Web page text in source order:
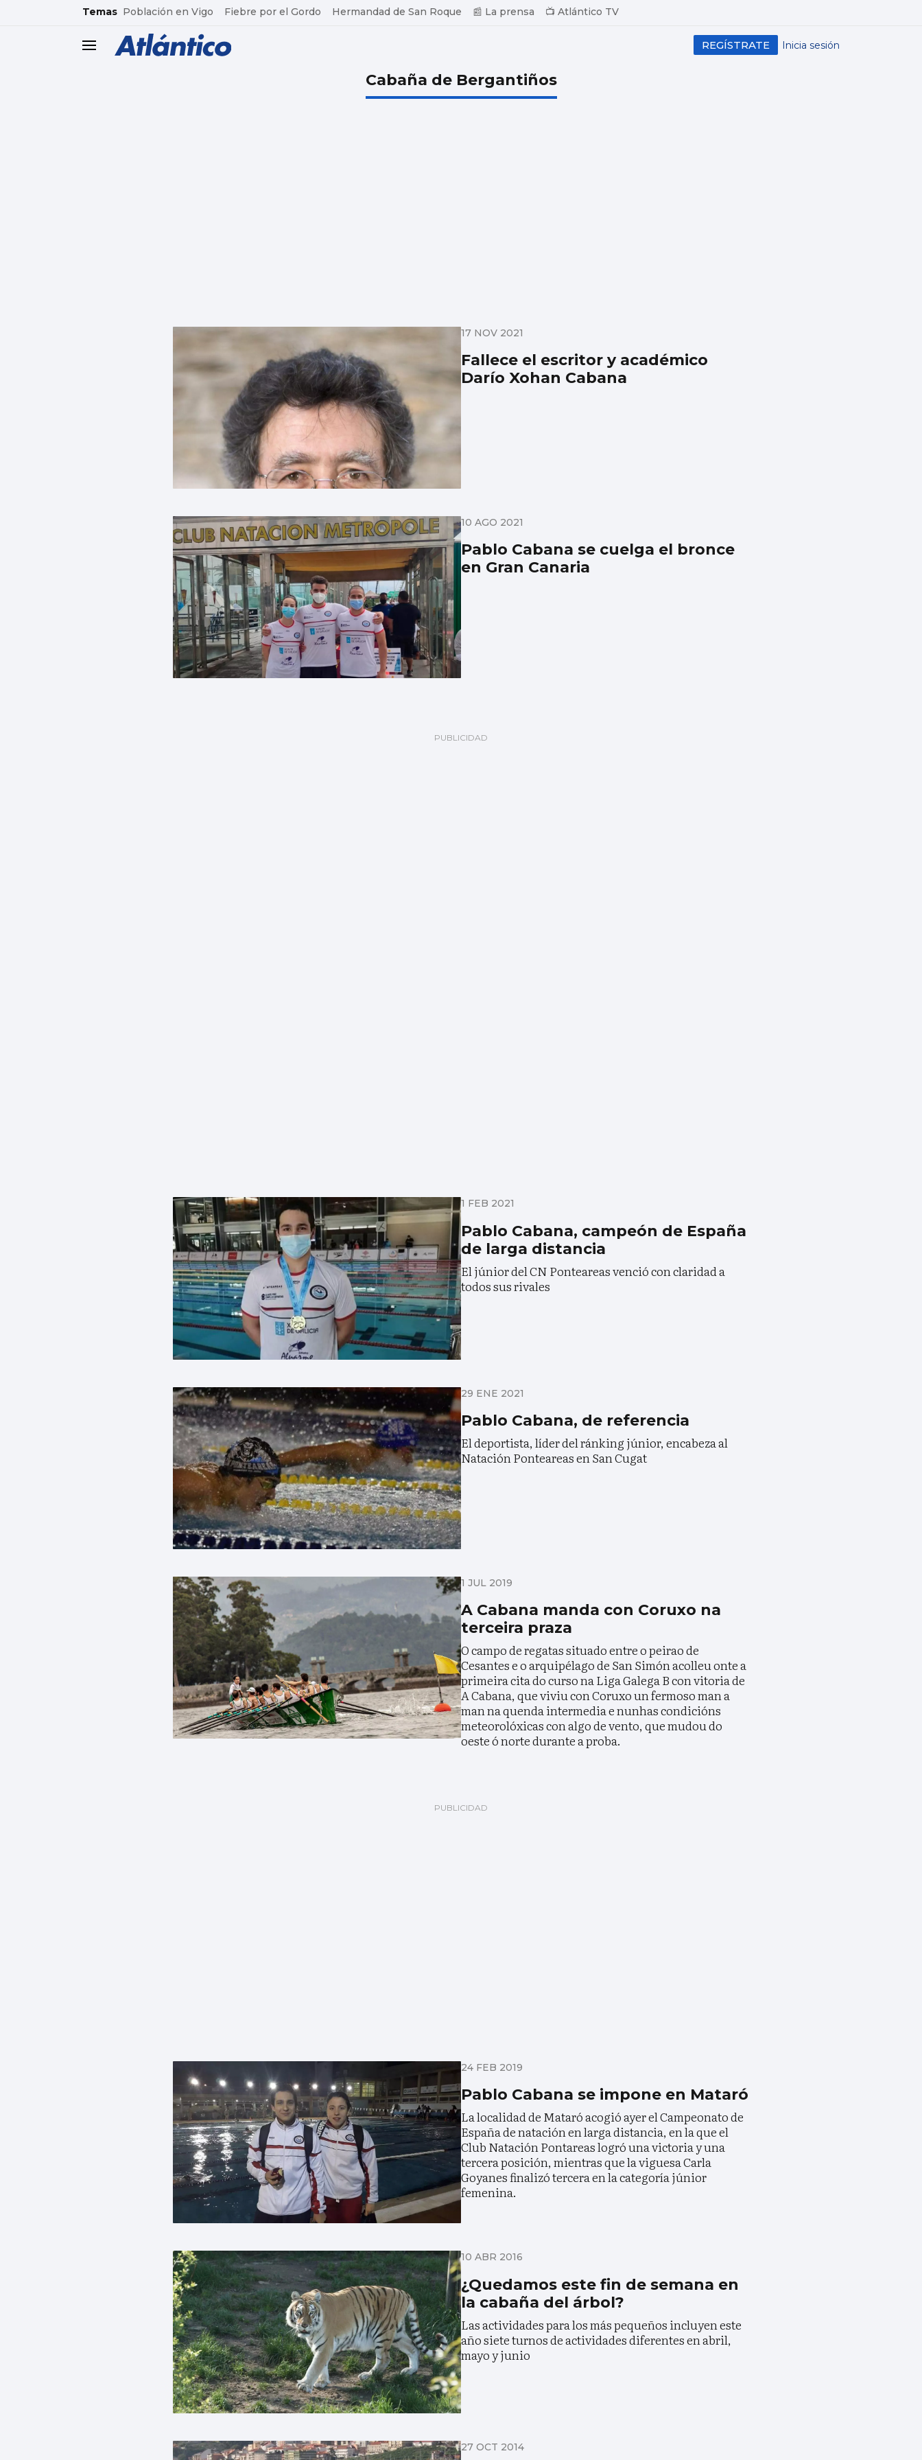
common.go-to-content
Temas Población en Vigo Fiebre por el Gordo Hermandad de San Roque 📰 La prensa 📺 Atlántico TV
header.menu.open Inicia sesión
REGÍSTRATE
Cabaña de Bergantiños
17 NOV 2021
Fallece el escritor y académico
Darío Xohan Cabana
10 AGO 2021
Pablo Cabana se cuelga el bronce
en Gran Canaria
1 FEB 2021
Pablo Cabana, campeón de España
de larga distancia
El júnior del CN Ponteareas venció con claridad a
todos sus rivales
29 ENE 2021
Pablo Cabana, de referencia
El deportista, líder del ránking júnior, encabeza al
Natación Ponteareas en San Cugat
1 JUL 2019
A Cabana manda con Coruxo na
terceira praza
O campo de regatas situado entre o peirao de
Cesantes e o arquipélago de San Simón acolleu onte a
primeira cita do curso na Liga Galega B con vitoria de
A Cabana, que viviu con Coruxo un fermoso man a
man na quenda intermedia e nunhas condicións
meteorolóxicas con algo de vento, que mudou do
oeste ó norte durante a proba.
24 FEB 2019
Pablo Cabana se impone en Mataró
La localidad de Mataró acogió ayer el Campeonato de
España de natación en larga distancia, en la que el
Club Natación Pontareas logró una victoria y una
tercera posición, mientras que la viguesa Carla
Goyanes finalizó tercera en la categoría júnior
femenina.
10 ABR 2016
¿Quedamos este fin de semana en
la cabaña del árbol?
Las actividades para los más pequeños incluyen este
año siete turnos de actividades diferentes en abril,
mayo y junio
27 OCT 2014